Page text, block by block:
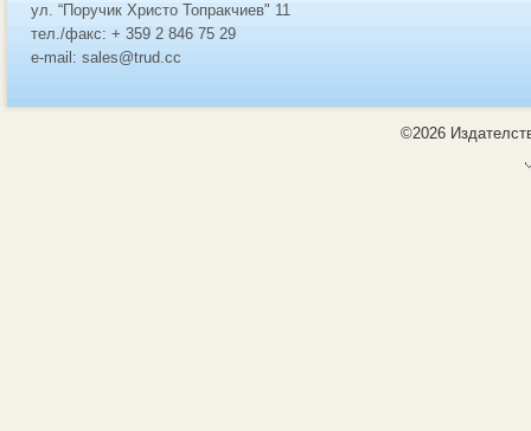
ул. “Поручик Христо Топракчиев" 11
тел./факс: + 359 2 846 75 29
e-mail: sales@trud.cc
©2026